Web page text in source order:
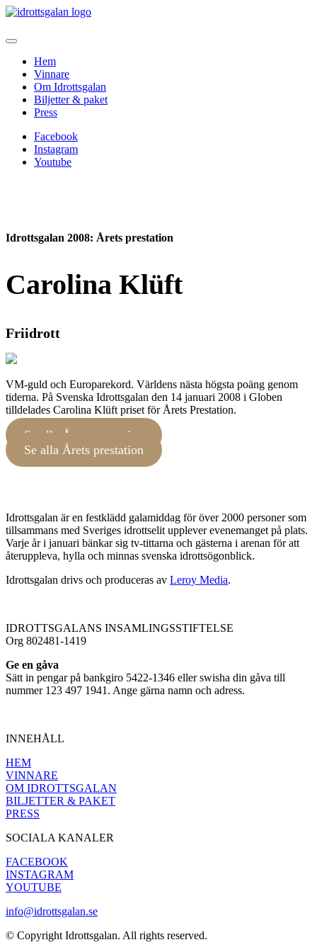
Hem
Vinnare
Om Idrottsgalan
Biljetter & paket
Press
Facebook
Instagram
Youtube
Idrottsgalan 2008: Årets prestation
Carolina Klüft
Friidrott
VM-guld och Europarekord. Världens nästa högsta poäng genom
tiderna. På Svenska Idrottsgalan den 14 januari 2008 i Globen
tilldelades Carolina Klüft priset för Årets Prestation.
Se alla Årets prestation
Se alla Årets prestation
Idrottsgalan är en festklädd galamiddag för över 2000 personer som
tillsammans med Sveriges idrottselit upplever evenemanget på plats.
Varje år i januari bänkar sig tv-tittarna och gästerna i arenan för att
återuppleva, hylla och minnas svenska idrottsögonblick.
Idrottsgalan drivs och produceras av Leroy Media.
IDROTTSGALANS INSAMLINGSSTIFTELSE
Org 802481-1419
Ge en gåva
Sätt in pengar på bankgiro 5422-1346 eller swisha din gåva till
nummer 123 497 1941. Ange gärna namn och adress.
INNEHÅLL
HEM
VINNARE
OM IDROTTSGALAN
BILJETTER & PAKET
PRESS
SOCIALA KANALER
FACEBOOK
INSTAGRAM
YOUTUBE
info@idrottsgalan.se
© Copyright Idrottsgalan. All rights reserved.